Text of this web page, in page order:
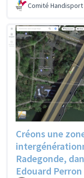
Comité
Créons une
Radegonde,
Edouard Perron